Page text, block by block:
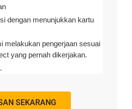
dengan menunjukkan kartu
melakukan pengerjaan sesuai
yang pernah dikerjakan.
SEKARANG